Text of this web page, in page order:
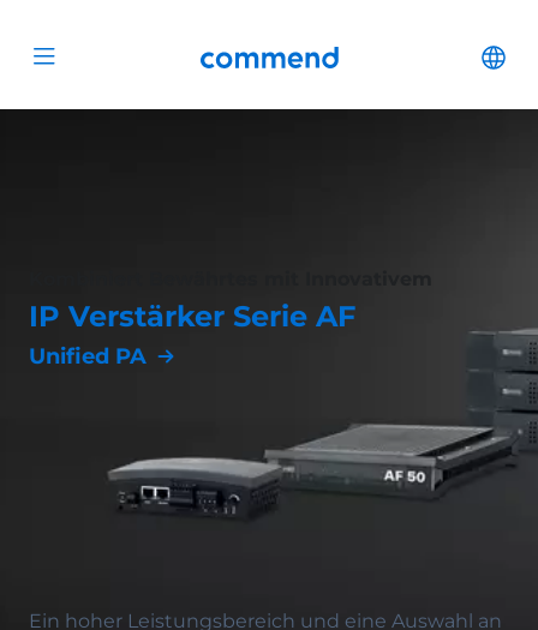
Open menu Commend
IP Verstärker Serie AF
Unified PA
Ein hoher Leistungsbereich und eine Auswahl an